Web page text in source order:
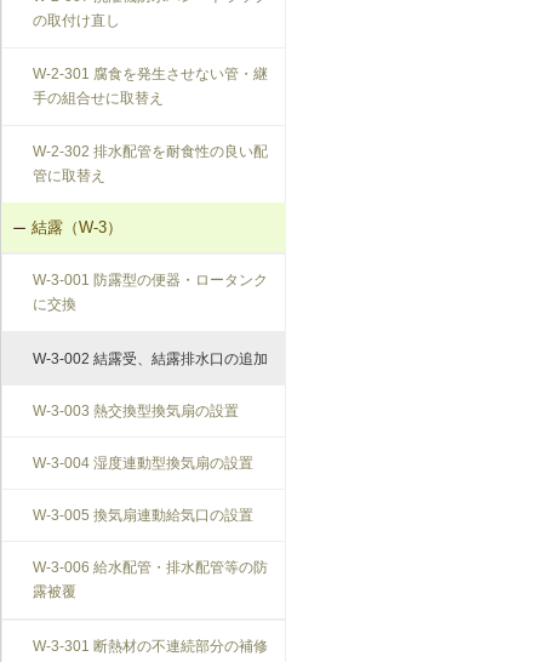
の取付け直し
W-2-301 腐食を発生させない管・継
手の組合せに取替え
W-2-302 排水配管を耐食性の良い配
管に取替え
結露（W-3）
W-3-001 防露型の便器・ロータンク
に交換
W-3-002 結露受、結露排水口の追加
W-3-003 熱交換型換気扇の設置
W-3-004 湿度連動型換気扇の設置
W-3-005 換気扇連動給気口の設置
W-3-006 給水配管・排水配管等の防
露被覆
W-3-301 断熱材の不連続部分の補修